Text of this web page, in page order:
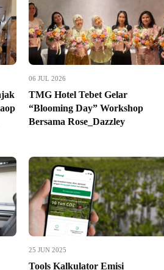
06 JUL 2026
TMG Hotel Tebet Gelar
“Blooming Day” Workshop
Bersama Rose_Dazzley
25 JUN 2025
Tools Kalkulator Emisi